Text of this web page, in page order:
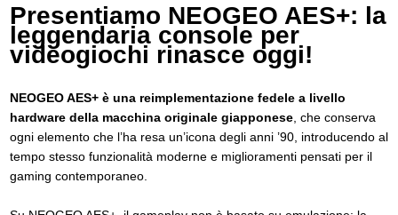
Presentiamo NEOGEO AES+: la
leggendaria console per
videogiochi rinasce oggi!
NEOGEO AES+ è una reimplementazione fedele a livello
hardware della macchina originale giapponese , che conserva
ogni elemento che l’ha resa un’icona degli anni ’90, introducendo al
tempo stesso funzionalità moderne e miglioramenti pensati per il
gaming contemporaneo.